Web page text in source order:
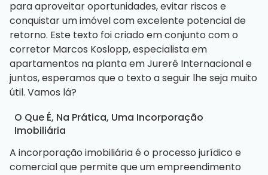
para aproveitar oportunidades, evitar riscos e
conquistar um imóvel com excelente potencial de
retorno. Este texto foi criado em conjunto com o
corretor Marcos Koslopp, especialista em
apartamentos na planta em Jurerê Internacionale
juntos, esperamos que o texto a seguir lhe seja muito
útil. Vamos lá?
O Que É, Na Prática, Uma Incorporação
Imobiliária
A incorporação imobiliária é o processo jurídico e
comercial que permite que um empreendimento